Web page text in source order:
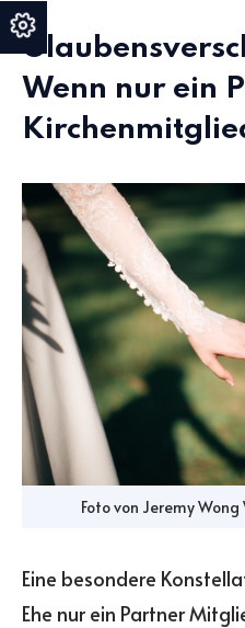
Wenn nur ein
Foto von Jeremy
Eine besondere
Ehe nur ein Partner